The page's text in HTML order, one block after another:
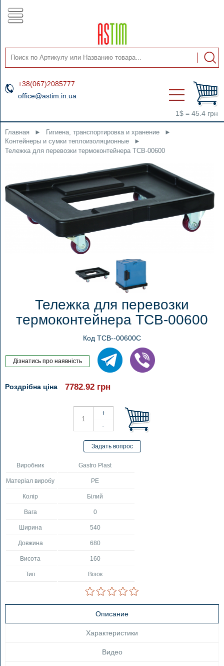
+38(067)2085777
office@astim.in.ua
1$ = 45.4 грн
Главная ► Гигиена, транспортировка и хранение
►
Контейнеры и сумки теплоизоляционные
►
Тележка для перевозки термоконтейнера TCB-00600
Тележка для перевозки
термоконтейнера TCB-00600
Код TCB--00600C
Роздрібна ціна 7782.92 грн
Виробник Gastro Plast
Матеріал виробу PE
Колір Білий
Вага 0
Ширина 540
Довжина 680
Висота 160
Тип Візок
Описание
Характеристики
Видео